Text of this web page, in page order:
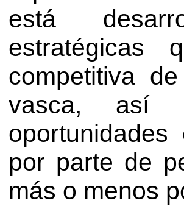
está
estratégicas
competitiva
vasca, así
por parte de
más o menos